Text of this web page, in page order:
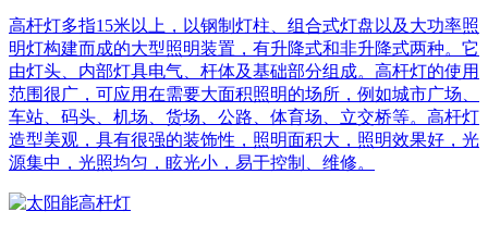
高杆灯多指15米以上，以钢制灯柱、组合式灯盘以及大功率照
明灯构建而成的大型照明装置，有升降式和非升降式两种。它
由灯头、内部灯具电气、杆体及基础部分组成。高杆灯的使用
范围很广，可应用在需要大面积照明的场所，例如城市广场、
车站、码头、机场、货场、公路、体育场、立交桥等。高杆灯
造型美观，具有很强的装饰性，照明面积大，照明效果好，光
源集中，光照均匀，眩光小，易于控制、维修。